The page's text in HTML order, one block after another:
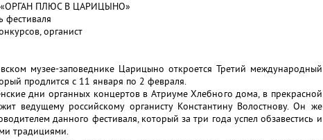
«ОРГАН ПЛЮС В ЦАРИЦЫНО»
фестиваля
органист
музее-заповеднике Царицыно откроется Третий международный
продлится с 11 января по 2 февраля.
дни органных концертов в Атриуме Хлебного дома, в прекрасной
ведущему российскому органисту Константину Волостнову. Он же
данного фестиваля, который за три года успел обзавестись и
традициями.